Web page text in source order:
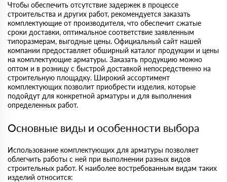
Чтобы обеспечить отсутствие задержек в процессе
строительства и других работ, рекомендуется заказать
комплектующие от производителя, что обеспечит сжатые
сроки доставки, оптимальное соответствие заявленным
типоразмерам, выгодные цены. Официальный сайт нашей
компании предоставляет обширный каталог продукции и цены
на комплектующие арматуры. Заказать продукцию можно
оптом и в розницу с быстрой доставкой непосредственно на
строительную площадку. Широкий ассортимент
комплектующих позволит приобрести изделия, которые
подойдут для конкретной арматуры и для выполнения
определенных работ.
Основные виды и особенности выбора
Использование комплектующих для арматуры позволяет
облегчить работы с ней при выполнении разных видов
строительных работ. К наиболее востребованным видам таких
изделий относится: